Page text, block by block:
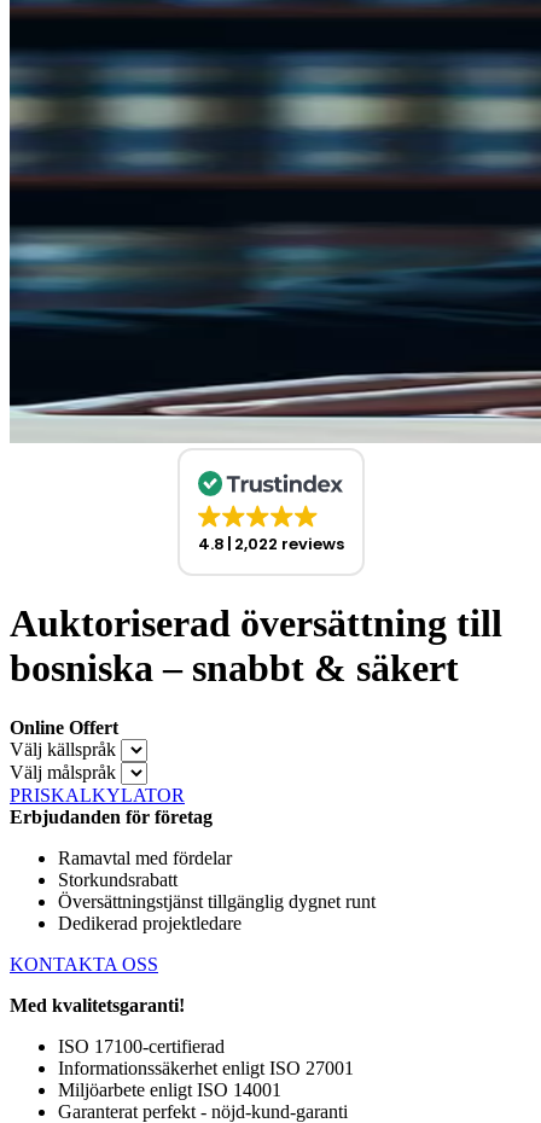
4.8 2,022 reviews
Auktoriserad översättning till
bosniska – snabbt & säkert
Online Offert
Välj källspråk
Välj målspråk
PRISKALKYLATOR
Erbjudanden för företag
Ramavtal med fördelar
Storkundsrabatt
Översättningstjänst tillgänglig dygnet runt
Dedikerad projektledare
KONTAKTA OSS
Med kvalitetsgaranti!
ISO 17100-certifierad
Informationssäkerhet enligt ISO 27001
Miljöarbete enligt ISO 14001
Garanterat perfekt - nöjd-kund-garanti